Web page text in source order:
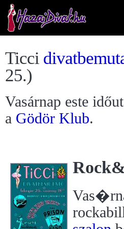
Ticci
25.)
Vasárnap este
a Gödör Klub.